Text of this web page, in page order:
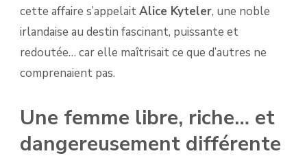
cette affaire s’appelaitAlice Kyteler, une noble
irlandaise au destin fascinant, puissante et
redoutée… car elle maîtrisait ce que d’autres ne
comprenaient pas.
Une femme libre, riche… et
dangereusement différente